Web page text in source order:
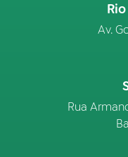
Av.
Rua